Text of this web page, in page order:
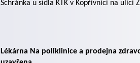
Schránka u sídla KTK v Kopřivnici na ulici
Lékárna Na poliklinice a prodejna